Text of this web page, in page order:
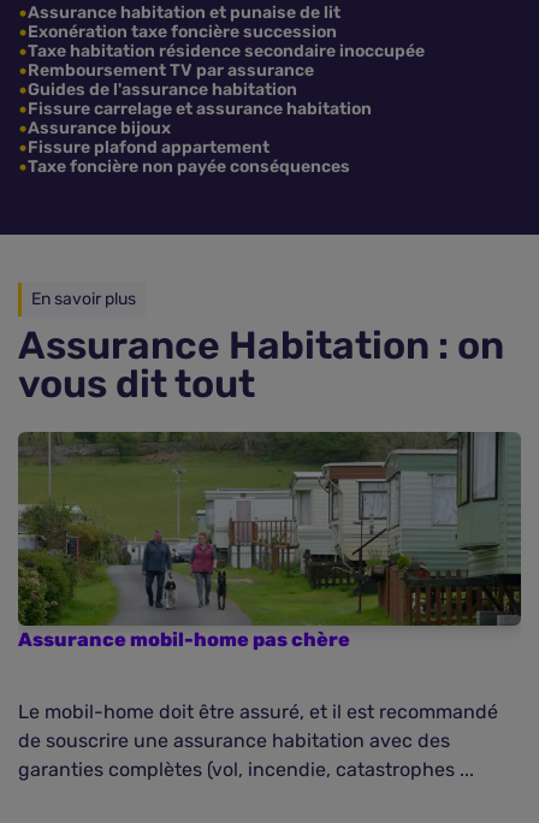
Assurance habitation et punaise de lit
Exonération taxe foncière succession
Taxe habitation résidence secondaire inoccupée
Remboursement TV par assurance
Guides de l'assurance habitation
Fissure carrelage et assurance habitation
Assurance bijoux
Fissure plafond appartement
Taxe foncière non payée conséquences
En savoir plus
Assurance Habitation : on
vous dit tout
Assurance mobil-home pas chère
Le mobil-home doit être assuré, et il est recommandé
de souscrire une assurance habitation avec des
garanties complètes (vol, incendie, catastrophes ...
chères